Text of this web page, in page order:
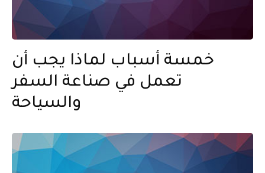
خمسة أسباب لماذا يجب أن
تعمل في صناعة السفر
والسياحة